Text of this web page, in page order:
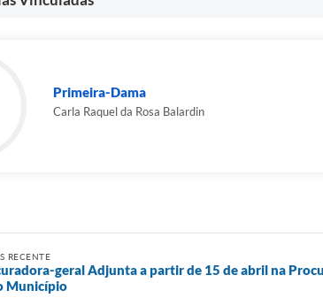
Primeira-Dama
Carla Raquel da Rosa Balardin
RECENTE
geral Adjunta a partir de 15 de abril na
Município